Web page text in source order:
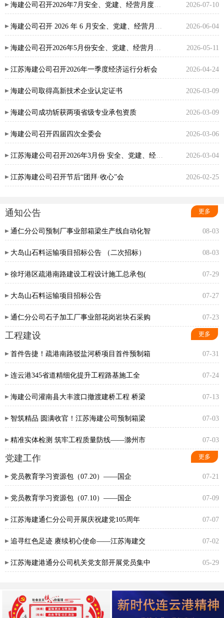
2026-07-10
2026-06-04
2026-05-11
江苏海建公司召开2026年一季度经济运行分析会 2026-04-24
海建公司取得高新技术企业认定证书 2026-03-09
海建公司成功斩获两项省级专业承包资质 2026-03-09
海建公司召开四届四次全委会 2026-03-06
2026-03-04
江苏海建公司召开节后“团拜·收心”会 2026-02-25
通知公告 更多
通仁分公司预制厂事业部箱梁生产线自动化智 08-03
大岛山石料运输项目招标公告 （二次招标） 08-03
徐圩港区疏港南路建设工程设计施工总承包( 07-29
大岛山石料运输项目招标公告 07-27
通仁分公司石子加工厂事业部花岗岩块石采购 07-23
工程建设 更多
首件告捷！疏港南路驳盐河桥项目首件预制箱 07-31
连云港345省道精细化提升工程路基施工全 07-24
海建公司灌南县大丰渡口撤渡建桥工程 桥梁 07-13
智筑精品 圆满收官！江苏海建公司预制箱梁 07-03
精准实体检测 筑牢工程质量防线——滁州市 07-03
党建工作 更多
党员教育学习资源包（07.20）——国企 07-21
党员教育学习资源包（07.10）——国企 07-09
江苏海建通仁分公司开展庆祝建党105周年 07-07
追寻红色足迹 赓续初心使命——江苏海建交 07-02
江苏海建港通分公司机关党支部开展党员集中 05-29